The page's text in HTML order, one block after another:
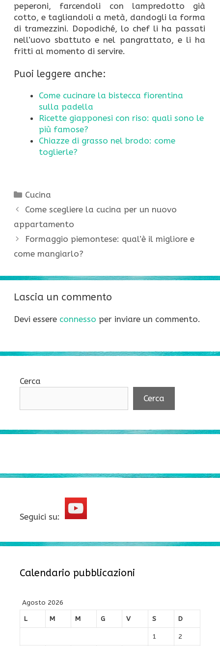
peperoni, farcendoli con lampredotto già
cotto, e tagliandoli a metà, dandogli la forma
di tramezzini. Dopodiché, lo chef li ha passati
nell’uovo sbattuto e nel pangrattato, e li ha
fritti al momento di servire.
Puoi leggere anche:
Come cucinare la bistecca fiorentina
sulla padella
Ricette giapponesi con riso: quali sono le
più famose?
Chiazze di grasso nel brodo: come
toglierle?
Categorie
Cucina
Come scegliere la cucina per un nuovo
appartamento
Formaggio piemontese: qual’è il migliore e
come mangiarlo?
Lascia un commento
Devi essere connesso per inviare un commento.
Cerca
Cerca
Seguici su:
Calendario pubblicazioni
Agosto 2026
L
M M G V S D
1 2